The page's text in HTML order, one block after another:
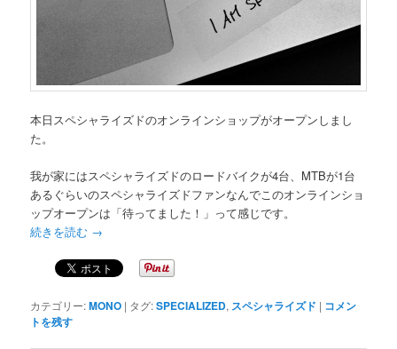
本日スペシャライズドのオンラインショップがオープンしまし
た。
我が家にはスペシャライズドのロードバイクが4台、MTBが1台
あるぐらいのスペシャライズドファンなんでこのオンラインショ
ップオープンは「待ってました！」って感じです。
続きを読む →
カテゴリー:MONO | タグ:SPECIALIZED, スペシャライズド | コメン
トを残す